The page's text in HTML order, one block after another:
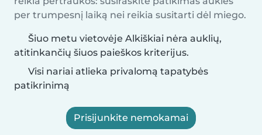
per trumpesnį laiką nei reikia susitarti dėl miego.
Šiuo metu vietovėje Alkiškiai nėra auklių,
atitinkančių šiuos paieškos kriterijus.
Visi nariai atlieka privalomą tapatybės
patikrinimą
Prisijunkite nemokamai